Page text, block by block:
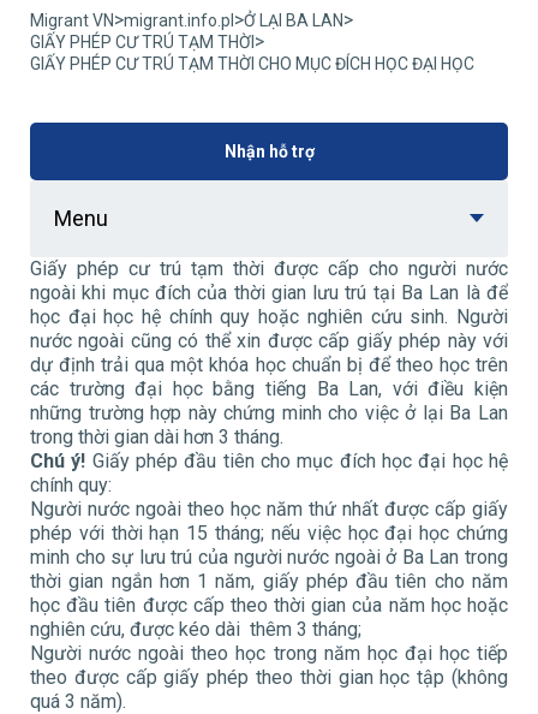
Migrant VN>migrant.info.pl >Ở LẠI BA LAN>
GIẤY PHÉP CƯ TRÚ TẠM THỜI >
GIẤY PHÉP CƯ TRÚ TẠM THỜI CHO MỤC ĐÍCH HỌC ĐẠI HỌC
Nhận hỗ trợ
Menu
Giấy phép cư trú tạm thời được cấp cho người nước
ngoài khi mục đích của thời gian lưu trú tại Ba Lan là để
học đại học hệ chính quy hoặc nghiên cứu sinh. Người
nước ngoài cũng có thể xin được cấp giấy phép này với
dự định trải qua một khóa học chuẩn bị để theo học trên
các trường đại học bằng tiếng Ba Lan, với điều kiện
những trường hợp này chứng minh cho việc ở lại Ba Lan
trong thời gian dài hơn 3 tháng.
Chú ý! Giấy phép đầu tiên cho mục đích học đại học hệ
chính quy:
Người nước ngoài theo học năm thứ nhất được cấp giấy
phép với thời hạn 15 tháng; nếu việc học đại học chứng
minh cho sự lưu trú của người nước ngoài ở Ba Lan trong
thời gian ngắn hơn 1 năm, giấy phép đầu tiên cho năm
học đầu tiên được cấp theo thời gian của năm học hoặc
nghiên cứu, được kéo dài thêm 3 tháng;
Người nước ngoài theo học trong năm học đại học tiếp
theo được cấp giấy phép theo thời gian học tập (không
quá 3 năm).